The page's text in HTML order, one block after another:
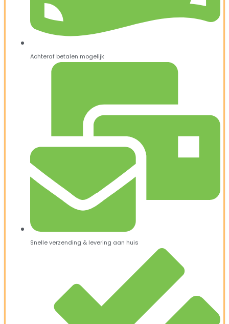
Achteraf betalen mogelijk
Snelle verzending & levering aan huis